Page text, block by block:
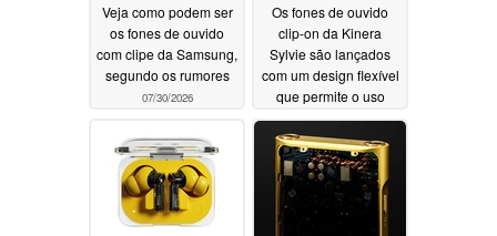
Veja como podem ser
os fones de ouvido
com clipe da Samsung,
segundo os rumores
07/30/2026
Os fones de ouvido
clip-on da Kinera
Sylvie são lançados
com um design flexível
que permite o uso
tanto no modo aberto
quanto no modo intra-
auricular07/03/2026